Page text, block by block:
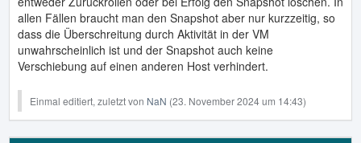
allen Fällen braucht man den Snapshot aber nur kurzzeitig, so
dass die Überschreitung durch Aktivität in der VM
unwahrscheinlich ist und der Snapshot auch keine
Verschiebung auf einen anderen Host verhindert.
Einmal editiert, zuletzt von NaN (23. November 2024 um 14:43)